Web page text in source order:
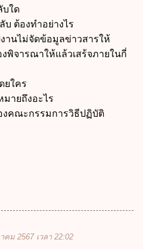
บใด
บ ต้องทำอย่างไร
านไม่จัดข้อมูลข่าวสารให้
พิจารณาให้แล้วเสร้จภายในกี่
ยใคร
ายถึงอะไร
งคณะกรรมการวิธีปฏิบัติ
คม 2567 เวลา 22:02